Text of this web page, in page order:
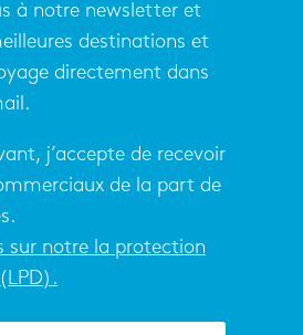
à notre newsletter et
destinations et
directement dans
j’accepte de recevoir
de la part de
sur notre la protection